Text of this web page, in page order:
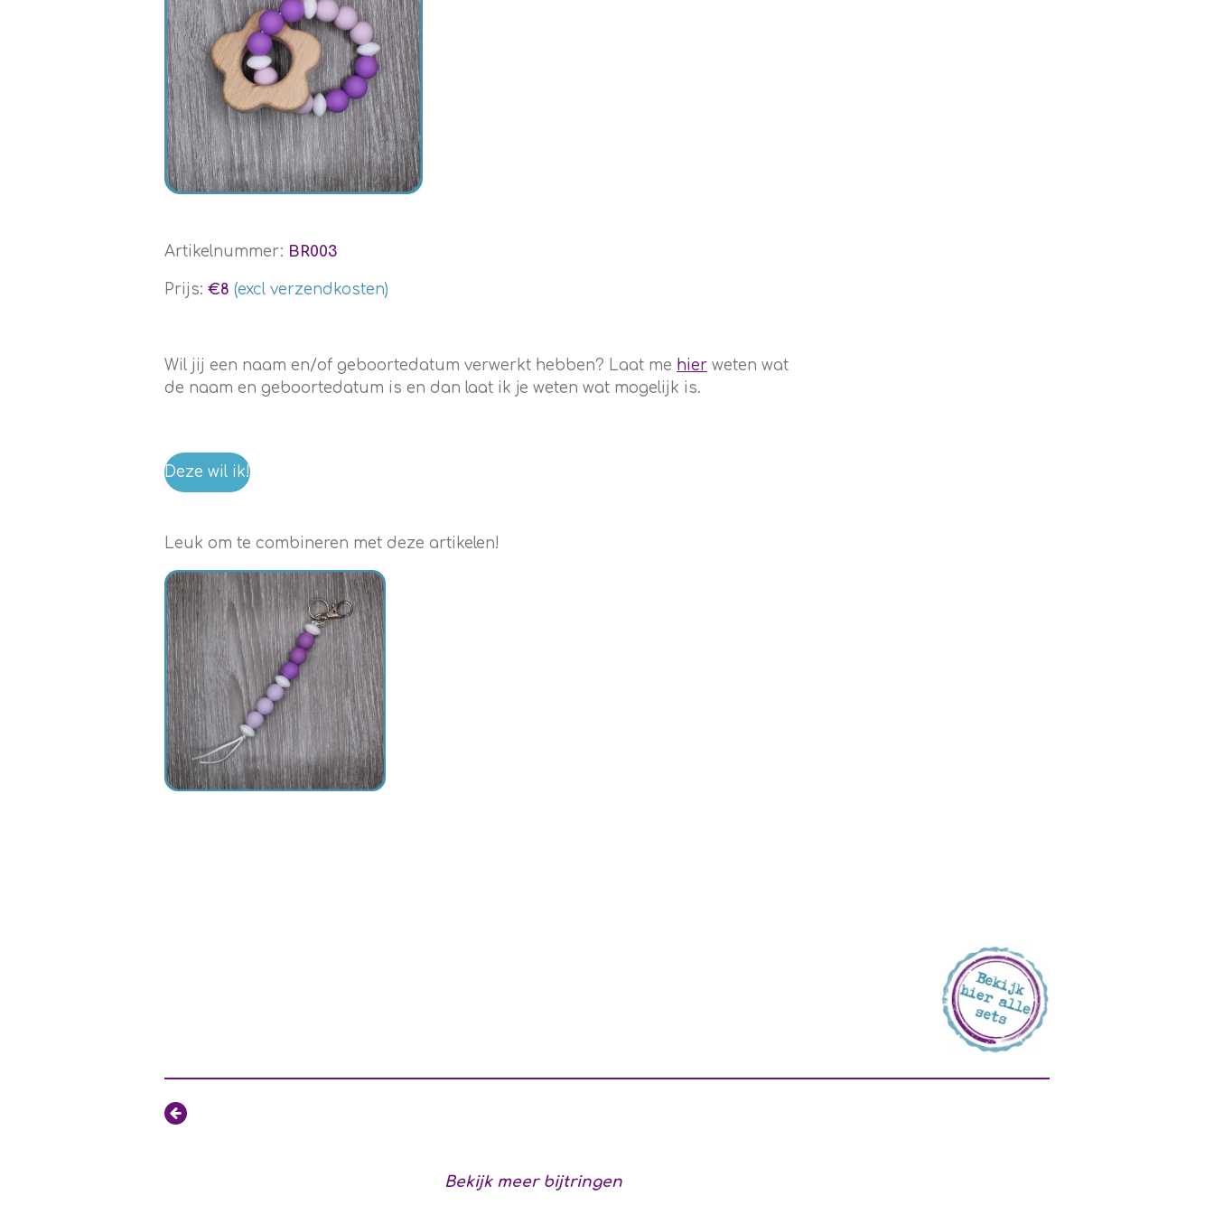
Artikelnummer: BR003
Prijs: €8 (excl verzendkosten)
Wil jij een naam en/of geboortedatum verwerkt hebben? Laat me hier weten wat
de naam en geboortedatum is en dan laat ik je weten wat mogelijk is.
Deze wil ik!
Leuk om te combineren met deze artikelen!
Bekijk meer bijtringen